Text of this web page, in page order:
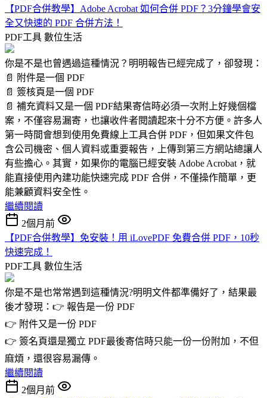
【PDF合併教學】Adobe Acrobat 如何合併 PDF？3分鐘學會安
全又快速的 PDF 合併方法！
PDF工具 數位生活
你是不是也曾遇過這種情況？明明報告已經完成了，卻發現：
📄 附件是一個 PDF
📄 簽核頁是一個 PDF
📄 補充資料又是一個 PDF結果寄信時必須一次附上好幾個檔
案，不僅容易漏寄，也讓收件者閱讀起來十分不方便。許多人
第一時間會想到使用免費線上工具合併 PDF，但如果文件包
含公司機密、個人資料或重要報告，上傳到第三方網站總讓人
有些擔心。其實，如果你的電腦已經安裝 Adobe Acrobat，就
能直接使用內建功能快速完成 PDF 合併，不僅操作簡單，更
能兼顧資料安全性。
繼續閱讀
2個月前
【PDF合併教學】免安裝！用 iLovePDF 免費合併 PDF，10秒
快速完成！
PDF工具 數位生活
你是不是也常常遇到這種情況?明明文件都準備好了，結果最
後才發現：👉 報告是一份 PDF
👉 附件又是一份 PDF
👉 簽名頁還是獨立 PDF最後寄信時只能一份一份附加，不但
麻煩，還很容易漏傳。
繼續閱讀
2個月前